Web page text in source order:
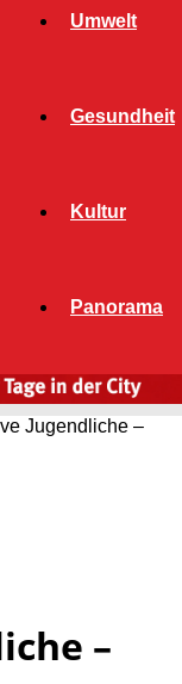
Umwelt
Gesundheit
Kultur
Panorama
Jugendliche –
–